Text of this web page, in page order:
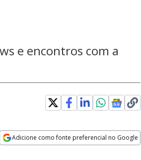
e encontros com a
Adicione como fonte preferencial no Google